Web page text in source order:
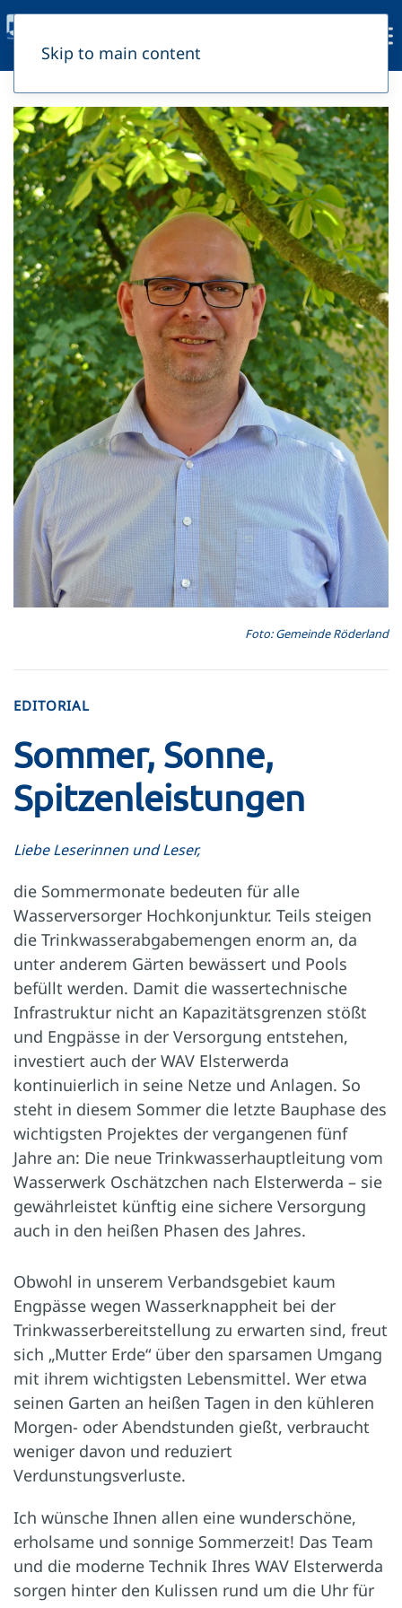
Skip to main content
Foto: Gemeinde Röderland
EDITORIAL
Sommer, Sonne,
Spitzenleistungen
Liebe Leserinnen und Leser,
die Sommermonate bedeuten für alle
Wasserversorger Hochkonjunktur. Teils steigen
die Trinkwasserabgabemengen enorm an, da
unter anderem Gärten bewässert und Pools
befüllt werden. Damit die wassertechnische
Infrastruktur nicht an Kapazitätsgrenzen stößt
und Engpässe in der Versorgung entstehen,
investiert auch der WAV Elsterwerda
kontinuierlich in seine Netze und Anlagen. So
steht in diesem Sommer die letzte Bauphase des
wichtigsten Projektes der vergangenen fünf
Jahre an: Die neue Trinkwasserhauptleitung vom
Wasserwerk Oschätzchen nach Elsterwerda – sie
gewährleistet künftig eine sichere Versorgung
auch in den heißen Phasen des Jahres.
Obwohl in unserem Verbandsgebiet kaum
Engpässe wegen Wasserknappheit bei der
Trinkwasserbereitstellung zu erwarten sind, freut
sich „Mutter Erde“ über den sparsamen Umgang
mit ihrem wichtigsten Lebensmittel. Wer etwa
seinen Garten an heißen Tagen in den kühleren
Morgen- oder Abendstunden gießt, verbraucht
weniger davon und reduziert
Verdunstungsverluste.
Ich wünsche Ihnen allen eine wunderschöne,
erholsame und sonnige Sommerzeit! Das Team
und die moderne Technik Ihres WAV Elsterwerda
sorgen hinter den Kulissen rund um die Uhr für